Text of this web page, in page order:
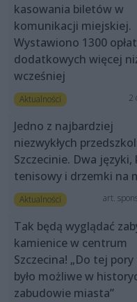
kasowania biletów w
komunikacji miejskiej.
Wystawiono 1300 opłat
dodatkowych więcej
wcześniej
Aktualności 2
Jedno z najbardziej
niezwykłych
Szczecinie. Dwa
tenisowy i drzemki na
Aktualności art.
Tak będą wyglądać
kamienice w centrum
Szczecina! „Do tej
było możliwe w
zabudowie miasta”